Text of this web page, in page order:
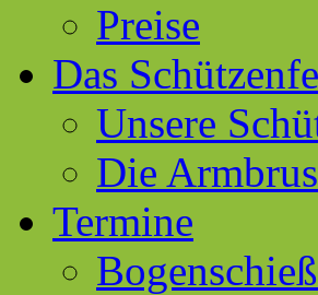
Preise
Das
Unsere
Die
Termine